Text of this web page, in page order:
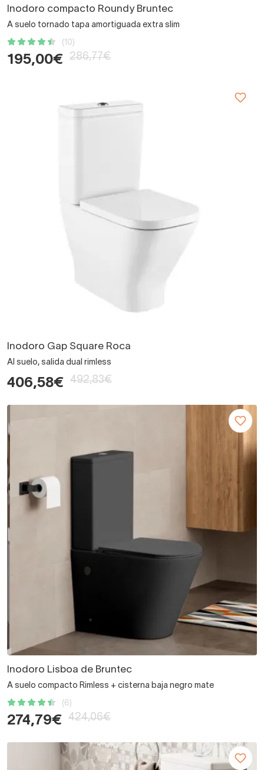
Inodoro compacto Roundy Bruntec
A suelo tornado tapa amortiguada extra slim
(10)
195,00€ 286,77€
Inodoro Gap Square Roca
Al suelo, salida dual rimless
406,58€ 492,83€
Inodoro Lisboa de Bruntec
A suelo compacto Rimless + cisterna baja negro mate
(6)
274,79€ 424,06€